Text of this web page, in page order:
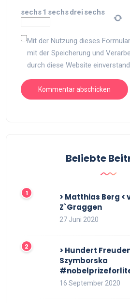
sechs1 sechsdrei sechs
Mit der Nutzung dieses
mit der Speicherung und
durch diese Website
Beliebte
> Matthias Berg <
Z`Graggen
27 Juni 2020
> Hundert
Szymborska
16 September 2020